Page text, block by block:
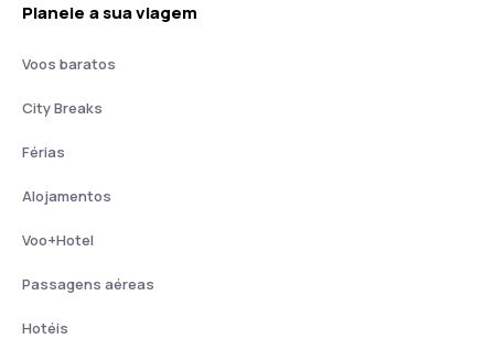
Planeie a sua viagem
Voos baratos
City Breaks
Férias
Alojamentos
Voo+Hotel
Passagens aéreas
Hotéis